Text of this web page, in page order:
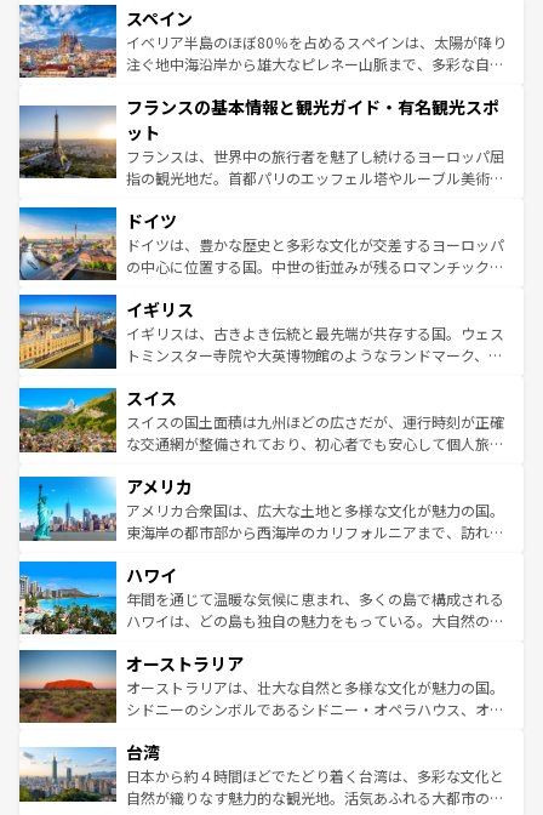
ろん、トスカーナの美しい田園風景やアマルフィ海岸の絶
景など、自然景観も見逃せない。観光の合間には、本場の
ピザやパスタなど、絶品のイタリア料理を堪能することも
ませてくれるイタリアで、忘れられない旅をしてみよう！
なお、新着のイタリア情報は
しい。
スペイン
イベリア半島のほぼ80％を占めるスペインは、太陽が降り
注ぐ地中海沿岸から雄大なピレネー山脈まで、多彩な自然
文化が根付くこの国では、情熱的なフラメンコ、熱気あふ
れる闘牛、そして美味しいタパスが生活の一部となってい
る。首都マドリードの洗練された雰囲気や、バルセロナの
アートに溢れた街角から、地方では古代ローマ遺跡や中世
せる。地方によって風土や気候が異なるスペインはその個
性で訪れる人を魅了する。 なお、新着のスペイン情報は コ
ンテンツ一覧を参照してほしい。
フランスの基本情報と観光ガイド・有名観光スポ
ット
フランスは、世界中の旅行者を魅了し続けるヨーロッパ屈
指の観光地だ。首都パリのエッフェル塔やルーブル美術館
で、幅広い魅力が詰まっている。華麗な宮殿、歴史的な大
聖堂、美しいビーチ、そして豊かな自然が、訪れる者を心
から魅了する。また、フランスは美食の国としても知ら
いる。シャンパンの発祥地であるランス、プロヴァンスの
香り高いラベンダー畑など、多彩な楽しみ方が可能だ。さ
らに、パリ以外の地域にも魅力が溢れており、どの街角に
れる地方に足を運ぶとそれぞれで全く異なる文化を体験で
きるだろう。 なお、新着のフランス情報はコンテンツ一覧
を参照してほしい。
ドイツ
ドイツは、豊かな歴史と多彩な文化が交差するヨーロッパ
の中心に位置する国。中世の街並みが残るロマンチック街
顔を持つこの国は、どこを歩いても飽きることがない。ベ
ルリンの文化的活気、バイエルン州のアルプスの絶景、そ
してライン川沿いのワイン畑といった風景は必見。ビール
は、お酒好きな人にはぜひ体験してほしい。 なお、新着の
ドイツ情報はコンテンツ一覧を参照してほしい。
イギリス
イギリスは、古きよき伝統と最先端が共存する国。ウェス
トミンスター寺院や大英博物館のようなランドマーク、歴
リアごとに異なる魅力がある。また、優雅なアフタヌーン
ティー、ビール好きにはたまらない英国パブ、サッカー観
戦など、本場だからこそできる体験も豊富。イギリスを旅
ンツ一覧を参照してほしい。
スイス
スイスの国土面積は九州ほどの広さだが、運行時刻が正確
な交通網が整備されており、初心者でも安心して個人旅行
の建物がそのまま残る町や、スイスならではのユニークな
博物館もあり、アルプス観光だけでなく町歩きも満喫する
ことができる。国民の所得が高いため物価も高いが、旅行
ば市内交通費無料で観光を楽しむこともできる。 なお、新
着のスイス情報はコンテンツ一覧 を参照してほしい。
アメリカ
アメリカ合衆国は、広大な土地と多様な文化が魅力の国。
東海岸の都市部から西海岸のカリフォルニアまで、訪れる
のような巨大都市は、観光、ショッピング、エンターテイ
ンメントが詰まった刺激的なスポットだ。一方、アメリカ
西部には大自然が広がり、グランドキャニオンやイエロー
部のニューオーリンズでは、音楽と美食が融合した独特の
文化が魅力。旅行者はアメリカの各地域で異なる魅力を楽
しみながら、その多様性と豊かな歴史を感じることができ
ならではの贅沢な旅のスタイルだ。 なお、新着のアメリカ
情報はコンテンツ一覧を参照してほしい。
ハワイ
年間を通じて温暖な気候に恵まれ、多くの島で構成される
ハワイは、どの島も独自の魅力をもっている。大自然の神
ワイ島は見逃せない。また、定番の観光地といえばオアフ
島だが、静かな自然を求めるならマウイ島やカウアイ島が
おすすめ。エメラルドグリーンに輝く海をはじめ、豊かな
れるおもてなしの心で訪れる人々を迎えてくれるハワイの
人々、おいしいローカルフードやハワイアンミュージッ
ク、伝統的なフラダンスなど、すべてがハワイの魅力を彩
オーストラリア
オーストラリアは、壮大な自然と多様な文化が魅力の国。
シドニーのシンボルであるシドニー・オペラハウス、オー
リアリーフや大陸中央部にそびえるウルル（エアーズロッ
ク）、タスマニアの美しい原生林やケアンズの熱帯雨林な
ど、見どころがたくさん。また、カフェやワイン、オージ
台湾
日本から約４時間ほどでたどり着く台湾は、多彩な文化と
自然が織りなす魅力的な観光地。活気あふれる大都市の台